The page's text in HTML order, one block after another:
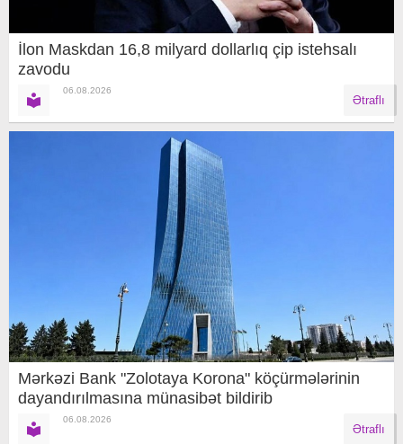
İlon Maskdan 16,8 milyard dollarlıq çip istehsalı
zavodu
06.08.2026
Ətraflı
Mərkəzi Bank "Zolotaya Korona" köçürmələrinin
dayandırılmasına münasibət bildirib
06.08.2026
Ətraflı